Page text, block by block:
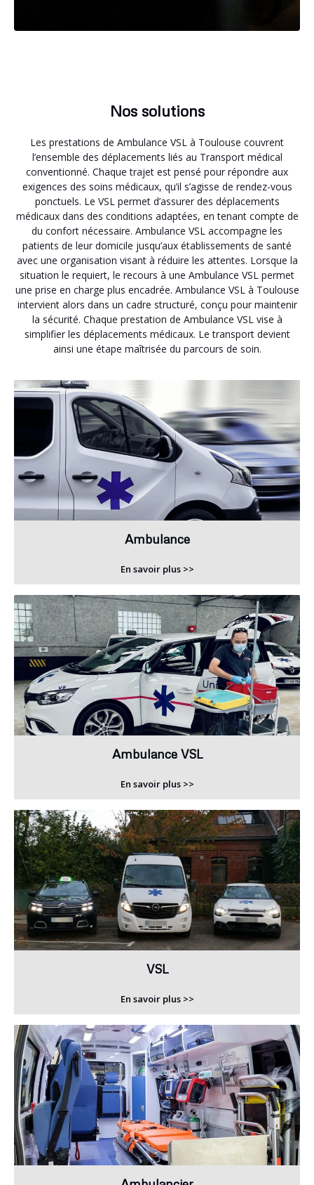
Nos solutions
Les prestations de Ambulance VSL à Toulouse couvrent
l’ensemble des déplacements liés au Transport médical
conventionné. Chaque trajet est pensé pour répondre aux
exigences des soins médicaux, qu’il s’agisse de rendez-vous
ponctuels. Le VSL permet d’assurer des déplacements
médicaux dans des conditions adaptées, en tenant compte de
du confort nécessaire. Ambulance VSL accompagne les
patients de leur domicile jusqu’aux établissements de santé
avec une organisation visant à réduire les attentes. Lorsque la
situation le requiert, le recours à une Ambulance VSL permet
une prise en charge plus encadrée. Ambulance VSL à Toulouse
intervient alors dans un cadre structuré, conçu pour maintenir
la sécurité. Chaque prestation de Ambulance VSL vise à
simplifier les déplacements médicaux. Le transport devient
ainsi une étape maîtrisée du parcours de soin.
Ambulance
En savoir plus >>
Ambulance VSL
En savoir plus >>
VSL
En savoir plus >>